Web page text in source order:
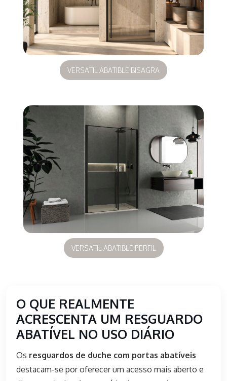
VERSATIL ABATIBLE BISAGRA
VERSATIL ABATIBLE PERFIL
O QUE REALMENTE
ACRESCENTA UM RESGUARDO
ABATÍVEL NO USO DIÁRIO
Os resguardos de duche com portas abatíveis
destacam-se por oferecer um acesso mais aberto e